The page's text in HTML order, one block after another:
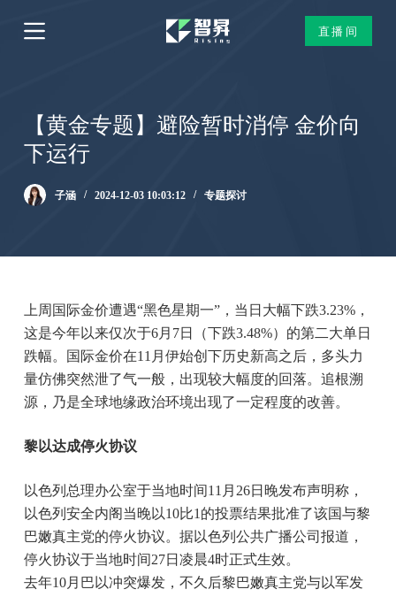
跳
过
直播间
【黄金专题】避险暂时消停 金价向
下运行
子涵 2024-12-03 10:03:12 专题探讨
上周国际金价遭遇“黑色星期一”，当日大幅下跌3.23%，
这是今年以来仅次于6月7日（下跌3.48%）的第二大单日
跌幅。国际金价在11月伊始创下历史新高之后，多头力
量仿佛突然泄了气一般，出现较大幅度的回落。追根溯
源，乃是全球地缘政治环境出现了一定程度的改善。
黎以达成停火协议
以色列总理办公室于当地时间11月26日晚发布声明称，
以色列安全内阁当晚以10比1的投票结果批准了该国与黎
巴嫩真主党的停火协议。据以色列公共广播公司报道，
停火协议于当地时间27日凌晨4时正式生效。
去年10月巴以冲突爆发，不久后黎巴嫩真主党与以军发